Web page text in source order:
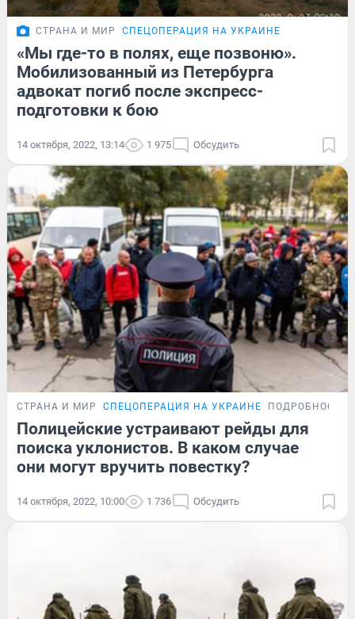
СТРАНА И МИР СПЕЦОПЕРАЦИЯ НА УКРАИНЕ
«Мы где-то в полях, еще позвоню».
Мобилизованный из Петербурга
адвокат погиб после экспресс-
подготовки к бою
14 октября, 2022, 13:14 1 975 Обсудить
СТРАНА И МИР СПЕЦОПЕРАЦИЯ НА УКРАИНЕ ПОДРОБНОСТИ
Полицейские устраивают рейды для
поиска уклонистов. В каком случае
они могут вручить повестку?
14 октября, 2022, 10:00 1 736 Обсудить